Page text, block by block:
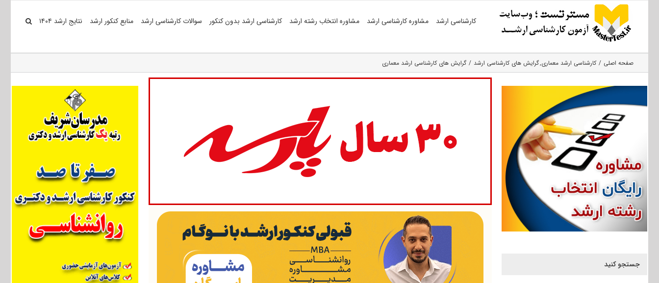
کارشناسی ارشد مشاوره کارشناسی ارشد مشاوره انتخاب رشته ارشد کارشناسی ارشد بدون کنکور سوالات کارشناسی ارشد منابع کنکور ارشد نتایج ارشد ۱۴۰۴
صفحه اصلی کارشناسی ارشد معماری گرایش های کارشناسی ارشد گرایش های کارشناسی ارشد معماری
جستجو کنید